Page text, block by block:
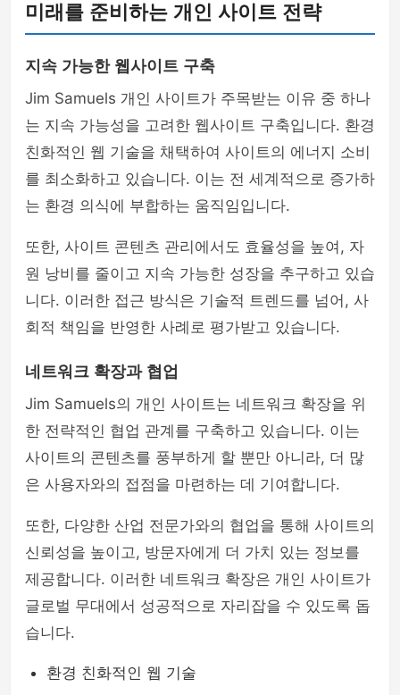
미래를 준비하는 개인 사이트 전략
지속 가능한 웹사이트 구축
Jim Samuels 개인 사이트가 주목받는 이유 중 하나
는 지속 가능성을 고려한 웹사이트 구축입니다. 환경
친화적인 웹 기술을 채택하여 사이트의 에너지 소비
를 최소화하고 있습니다. 이는 전 세계적으로 증가하
는 환경 의식에 부합하는 움직임입니다.
또한, 사이트 콘텐츠 관리에서도 효율성을 높여, 자
원 낭비를 줄이고 지속 가능한 성장을 추구하고 있습
니다. 이러한 접근 방식은 기술적 트렌드를 넘어, 사
회적 책임을 반영한 사례로 평가받고 있습니다.
네트워크 확장과 협업
Jim Samuels의 개인 사이트는 네트워크 확장을 위
한 전략적인 협업 관계를 구축하고 있습니다. 이는
사이트의 콘텐츠를 풍부하게 할 뿐만 아니라, 더 많
은 사용자와의 접점을 마련하는 데 기여합니다.
또한, 다양한 산업 전문가와의 협업을 통해 사이트의
신뢰성을 높이고, 방문자에게 더 가치 있는 정보를
제공합니다. 이러한 네트워크 확장은 개인 사이트가
글로벌 무대에서 성공적으로 자리잡을 수 있도록 돕
습니다.
환경 친화적인 웹 기술